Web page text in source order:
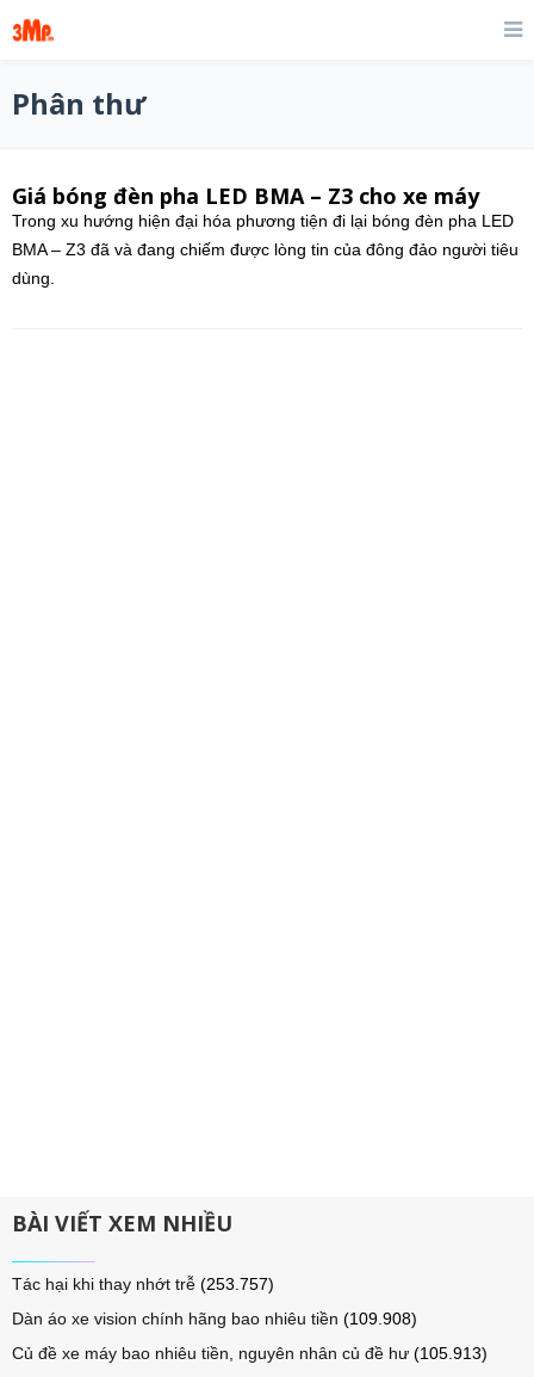
Phân thư
Giá bóng đèn pha LED BMA – Z3 cho xe máy
Trong xu hướng hiện đại hóa phương tiện đi lại bóng đèn pha LED
BMA – Z3 đã và đang chiếm được lòng tin của đông đảo người tiêu
dùng.
BÀI VIẾT XEM NHIỀU
Tác hại khi thay nhớt trễ (253.757)
Dàn áo xe vision chính hãng bao nhiêu tiền (109.908)
Củ đề xe máy bao nhiêu tiền, nguyên nhân củ đề hư (105.913)